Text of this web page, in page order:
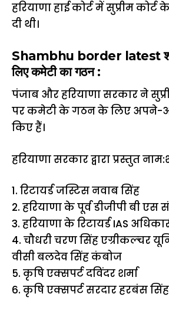
हरियाणा हाई कोर्ट में सुप्रीम
दी थी।
Shambhu border latest शंभू
लिए कमेटी का गठन :
पंजाब और हरियाणा सरकार ने
पर कमेटी के गठन के लिए अपने-
किए हैं।
हरियाणा सरकार द्वारा प्रस्तुत
1. रिटायर्ड जस्टिस नवाब सिंह
2. हरियाणा के पूर्व डीजीपी बी एस
3. हरियाणा के रिटायर्ड IAS
4. चौधरी चरण सिंह एग्रीकल्चर
वीसी बलदेव सिंह कंबोज
5. कृषि एक्सपर्ट दविंदर शर्मा
6. कृषि एक्सपर्ट सरदार हरबंस सिंह